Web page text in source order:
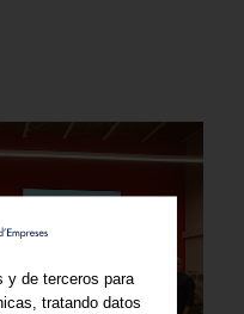
y de terceros para
tratando datos